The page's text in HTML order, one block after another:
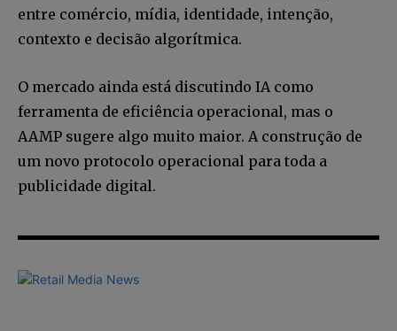
entre comércio, mídia, identidade, intenção,
contexto e decisão algorítmica.
O mercado ainda está discutindo IA como
ferramenta de eficiência operacional, mas o
AAMP sugere algo muito maior. A construção de
um novo protocolo operacional para toda a
publicidade digital.